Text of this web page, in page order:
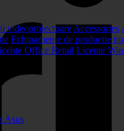
videoproiectoare Accessories
Echipamente de productie
Office Retail Licente
Asus